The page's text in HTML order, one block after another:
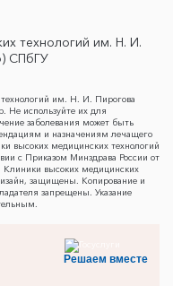
технологий им. Н. И.
СПбГУ
им. Н. И. Пирогова
Не используйте их для
заболевания может быть
и назначениям лечащего
высоких медицинских технологий
с Приказом Минздрава России от
высоких медицинских
защищены. Копирование и
запрещены. Указание
Решаем вместе